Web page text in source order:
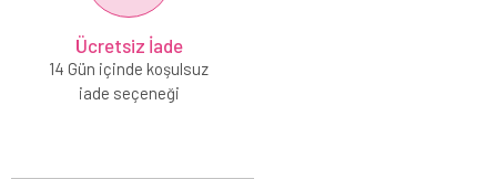
Ücretsiz İade
14 Gün içinde koşulsuz
iade seçeneği